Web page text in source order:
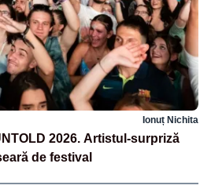
Ionuț Nichita
2026. Artistul-surpriză
de festival